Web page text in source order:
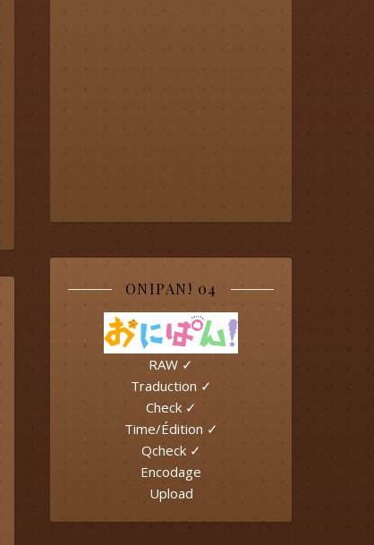
ONIPAN! 04
RAW ✓
Traduction ✓
Check ✓
Time/Édition ✓
Qcheck ✓
Encodage
Upload